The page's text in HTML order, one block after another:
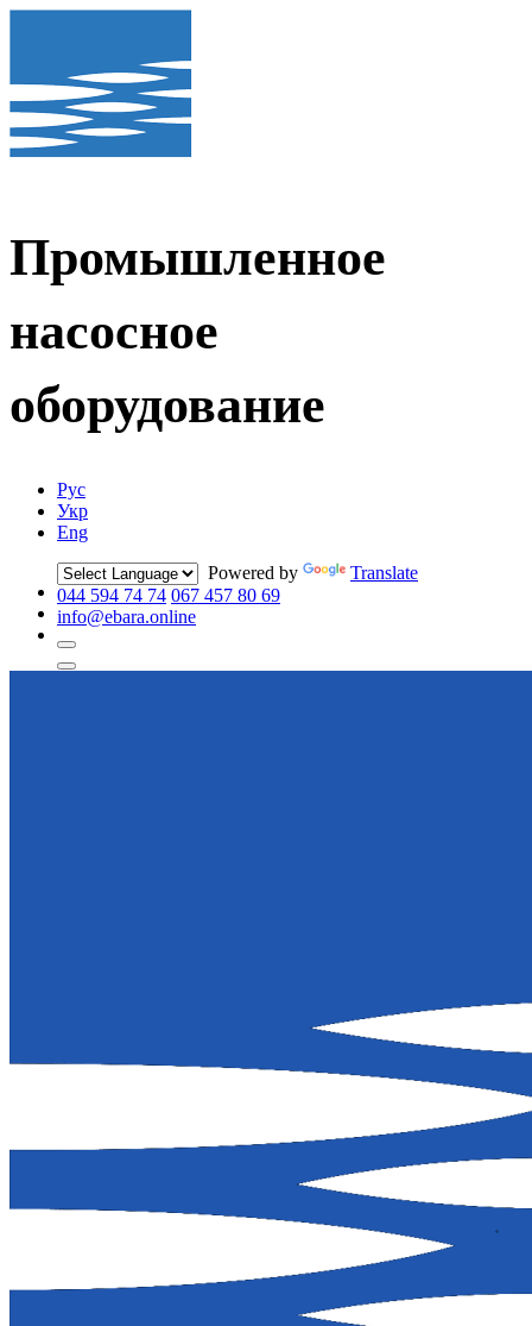
Промышленное
насосное
оборудование
Рус
Укр
Eng
Powered by
Translate
044 594 74 74 067 457 80 69
info@ebara.online